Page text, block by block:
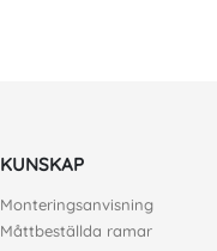
KUNSKAP
Monteringsanvisning
Måttbeställda ramar